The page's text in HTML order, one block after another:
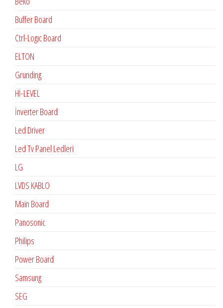
Buffer Board
Ctrl-Logıc Board
ELTON
Grunding
Hİ-LEVEL
İnverter Board
Led Driver
Led Tv Panel Ledleri
LG
LVDS KABLO
Main Board
Panosonic
Philips
Power Board
Samsung
SEG